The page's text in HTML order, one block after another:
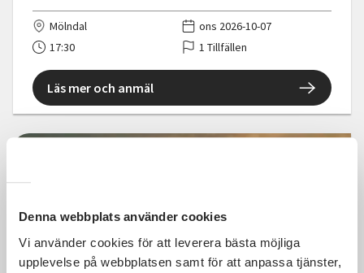
Denna webbplats använder cookies
Vi använder cookies för att leverera bästa möjliga
upplevelse på webbplatsen samt för att anpassa tjänster,
Mölndal
ons 2026-10-07
17:30
1 Tillfällen
Läs mer och anmäl